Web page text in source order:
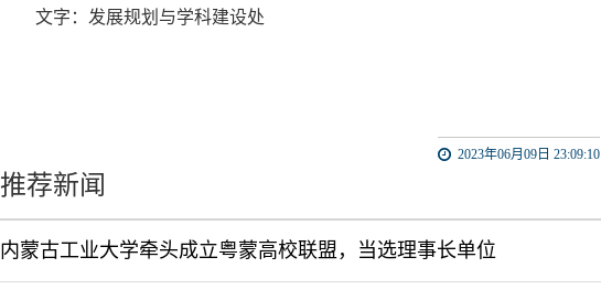
文字： 发展规划与学科建设处
2023年06月09日 23:09:10
推荐新闻
内蒙古工业大学牵头成立粤蒙高校联盟，当选理事长单位